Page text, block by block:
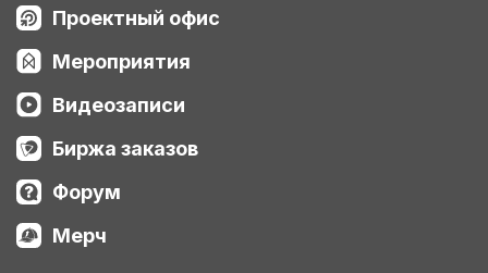
Проектный офис
Мероприятия
Видеозаписи
Биржа заказов
Форум
Мерч